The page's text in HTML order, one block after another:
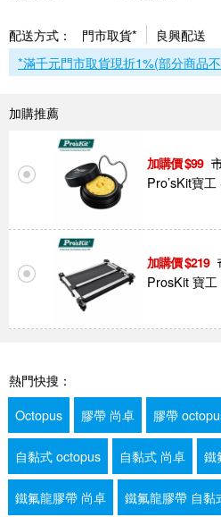
配送方式： 門市取貨*
良興配送
*滿千元門市取貨現折1%(部分商品
加購推薦
99
Pro’sKit寶
219
ProsKit 寶
熱門快搜：
Octopus
膠帶 尚卓 膠帶
自黏式 octopus 自黏式 尚卓 鐵
鐵氟龍膠帶 尚卓 鐵氟龍膠帶 自黏